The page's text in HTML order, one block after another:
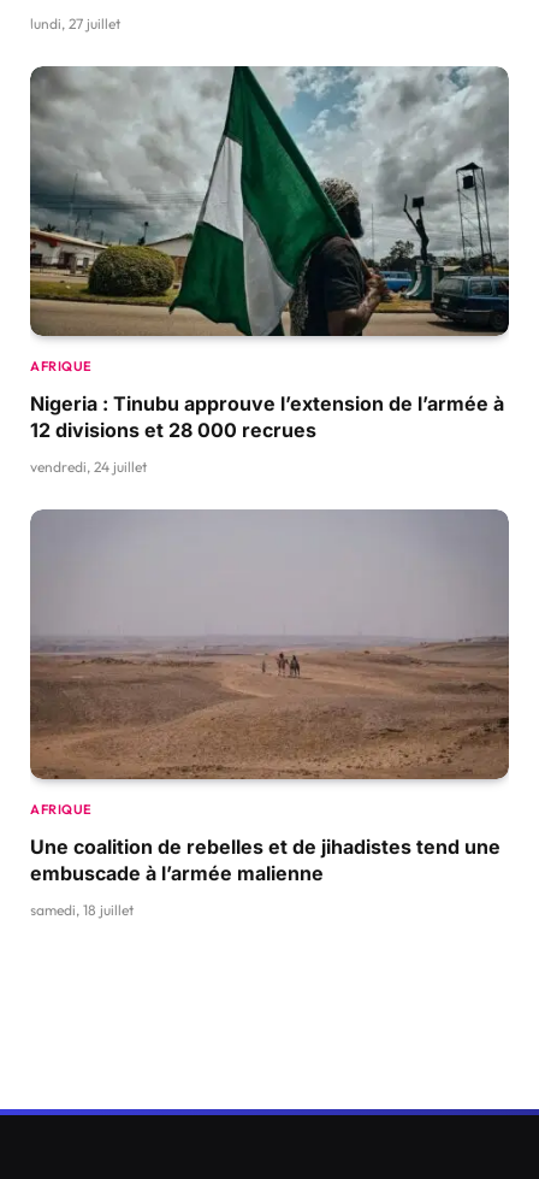
lundi, 27 juillet
AFRIQUE
Nigeria : Tinubu approuve l’extension de l’armée à
12 divisions et 28 000 recrues
vendredi, 24 juillet
AFRIQUE
Une coalition de rebelles et de jihadistes tend une
embuscade à l’armée malienne
samedi, 18 juillet